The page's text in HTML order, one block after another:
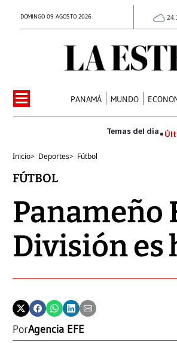
DOMINGO 09 AGOSTO 2026
PANAMÁ MUNDO
Inicio> Deportes> Fútbol
FÚTBOL
Panameño
División es
PorAgencia EFE